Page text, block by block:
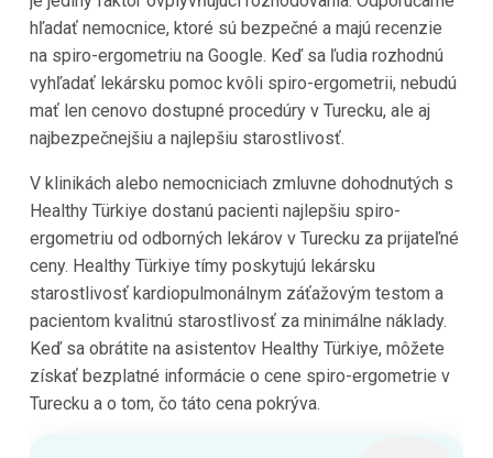
hľadať nemocnice, ktoré sú bezpečné a majú recenzie
na spiro-ergometriu na Google. Keď sa ľudia rozhodnú
vyhľadať lekársku pomoc kvôli spiro-ergometrii, nebudú
mať len cenovo dostupné procedúry v Turecku, ale aj
najbezpečnejšiu a najlepšiu starostlivosť.
V klinikách alebo nemocniciach zmluvne dohodnutých s
Healthy Türkiye dostanú pacienti najlepšiu spiro-
ergometriu od odborných lekárov v Turecku za prijateľné
ceny. Healthy Türkiye tímy poskytujú lekársku
starostlivosť kardiopulmonálnym záťažovým testom a
pacientom kvalitnú starostlivosť za minimálne náklady.
Keď sa obrátite na asistentov Healthy Türkiye, môžete
získať bezplatné informácie o cene spiro-ergometrie v
Turecku a o tom, čo táto cena pokrýva.